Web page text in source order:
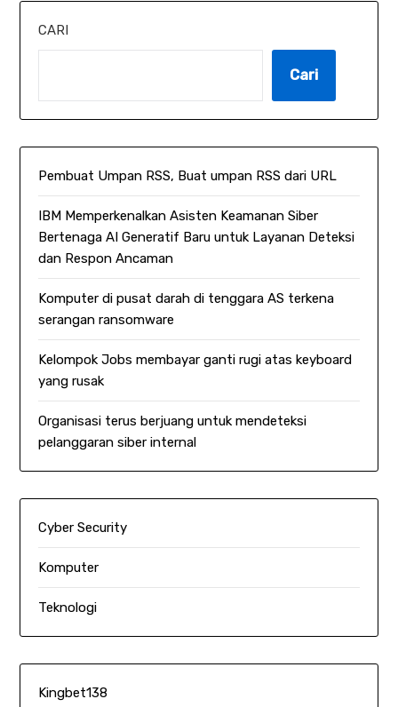
CARI
Cari
Pembuat Umpan RSS, Buat umpan RSS dari URL
IBM Memperkenalkan Asisten Keamanan Siber
Bertenaga AI Generatif Baru untuk Layanan Deteksi
dan Respon Ancaman
Komputer di pusat darah di tenggara AS terkena
serangan ransomware
Kelompok Jobs membayar ganti rugi atas keyboard
yang rusak
Organisasi terus berjuang untuk mendeteksi
pelanggaran siber internal
Cyber Security
Komputer
Teknologi
Kingbet138